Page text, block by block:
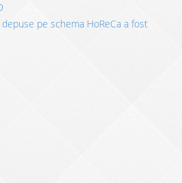
pe schema HoReCa a fost